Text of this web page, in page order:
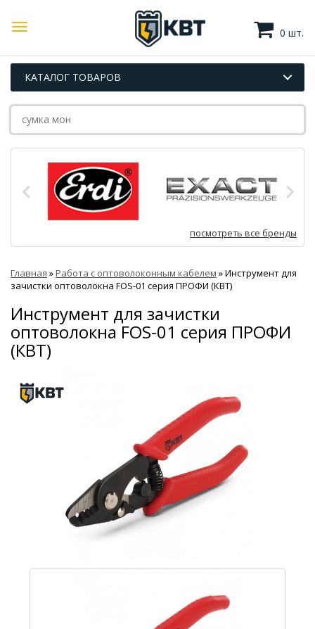
0 шт.
КАТАЛОГ ТОВАРОВ
посмотреть все бренды
Главная »Работа с оптоволоконным кабелем »Инструмент для
зачистки оптоволокна FOS-01 серия ПРОФИ (КВТ)
Инструмент для зачистки
оптоволокна FOS-01 серия ПРОФИ
(КВТ)